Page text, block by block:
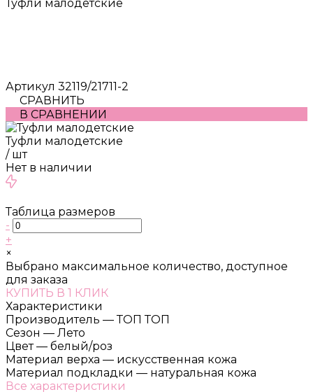
Туфли малодетские
Артикул 32119/21711-2
СРАВНИТЬ
В СРАВНЕНИИ
Туфли малодетские
/ шт
Нет в наличии
Таблица размеров
-
+
×
Выбрано максимальное количество, доступное
для заказа
КУПИТЬ В 1 КЛИК
Характеристики
Производитель — ТОП ТОП
Сезон — Лето
Цвет — белый/роз
Материал верха — искусственная кожа
Материал подкладки — натуральная кожа
Все характеристики